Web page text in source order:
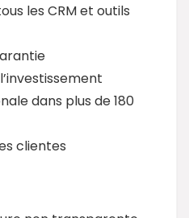
les CRM et outils
dans plus de 180
clientes